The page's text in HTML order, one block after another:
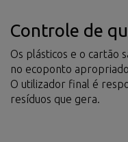
Controle de
Os plásticos e o cartão
no ecoponto
O utilizador final é
resíduos que gera.